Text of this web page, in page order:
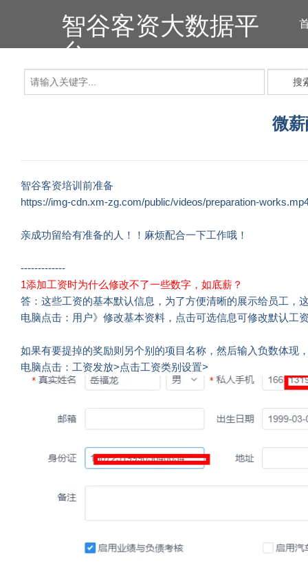
智谷客资大数据平
台
搜
微
智谷客资培训前准备
https://img-cdn.xm-zg.com/public/videos/preparation-
亲成功留给有准备的人！！麻烦配合一下工作哦！
-------------
1添加工资时为什么修改不了一些数字，如底薪？
答：这些工资的基本默认信息，为了方便清晰的展示给员工，
电脑点击：用户》修改基本资料，点击可选信息可修改默认工
如果有要提掉的奖励则另个别的项目名称，然后输入负数体现
电脑点击：工资发放>点击工资类别设置>